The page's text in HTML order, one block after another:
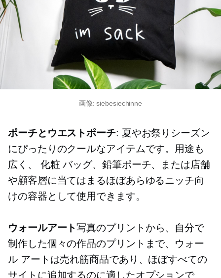
画像: siebesiechinne
ポーチとウエストポーチ: 夏やお祭りシーズン
にぴったりのクールなアイテムです。用途も
広く、 化粧 バッグ、鉛筆ポーチ、または店舗
や顧客層に当てはまるほぼあらゆるニッチ向
けの容器として使用できます。
ウォールアート写真のプリントから、自分で
制作した個々の作品のプリントまで、ウォー
ル アートは売れ筋商品であり、ほぼすべての
サイトに追加するのに適したオプションで